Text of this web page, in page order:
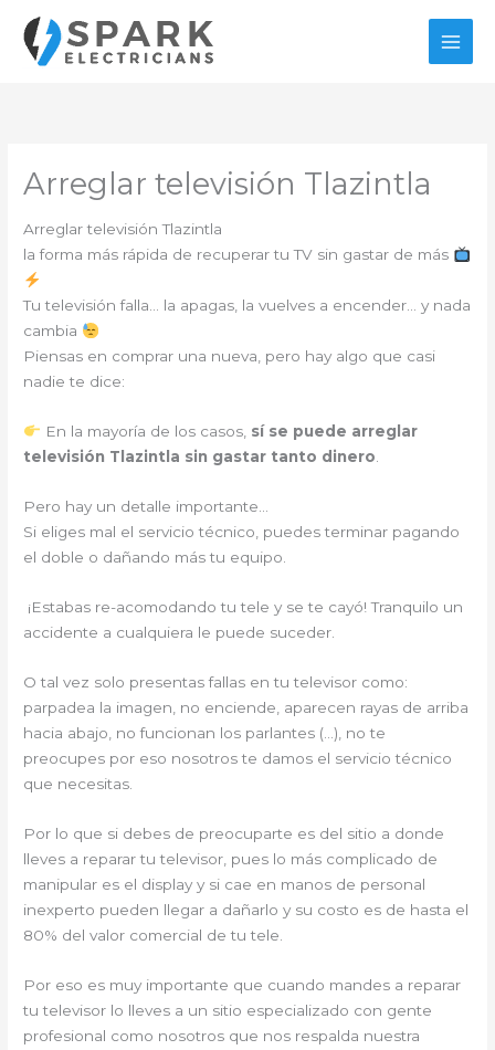
contenido
Arreglar televisión Tlazintla
Arreglar televisión Tlazintla
la forma más rápida de recuperar tu TV sin gastar de más
Tu televisión falla… la apagas, la vuelves a encender… y nada
cambia
Piensas en comprar una nueva, pero hay algo que casi
nadie te dice:
En la mayoría de los casos, sí se puede arreglar
televisión Tlazintla sin gastar tanto dinero
Pero hay un detalle importante…
Si eliges mal el servicio técnico, puedes terminar pagando
el doble o dañando más tu equipo.
¡Estabas re-acomodando tu tele y se te cayó! Tranquilo un
accidente a cualquiera le puede suceder.
O tal vez solo presentas fallas en tu televisor como:
parpadea la imagen, no enciende, aparecen rayas de arriba
hacia abajo, no funcionan los parlantes (…), no te
preocupes por eso nosotros te damos el servicio técnico
que necesitas.
Por lo que si debes de preocuparte es del sitio a donde
lleves a reparar tu televisor, pues lo más complicado de
manipular es el display y si cae en manos de personal
inexperto pueden llegar a dañarlo y su costo es de hasta el
80% del valor comercial de tu tele.
Por eso es muy importante que cuando mandes a reparar
tu televisor lo lleves a un sitio especializado con gente
profesional como nosotros que nos respalda nuestra